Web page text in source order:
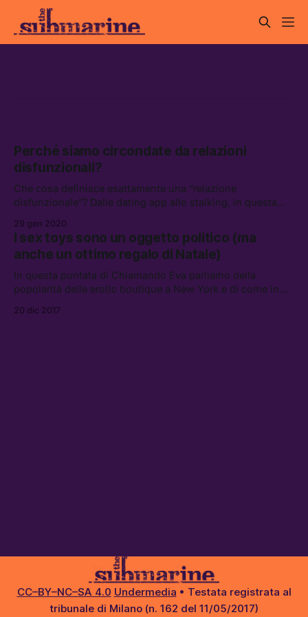
Perché siamo circondate da relazioni
disfunzionali?
Che cosa definisce esattamente una “relazione
disfunzionale”? Dalle dating app allo stalking, in questa
mancanza di certezze nei rapporti contemporanei.
29 gen 2020
I sex toys sono un oggetto politico (ma
anche un ottimo regalo di Natale)
In questa puntata di Chiamando Eva parliamo della
popolarità delle erotic boutique a New York e di come in
20 dic 2017
CC–BY–NC–SA 4.0 Undermedia • Testata registrata al
tribunale di Milano (n. 162 del 11/05/2017)